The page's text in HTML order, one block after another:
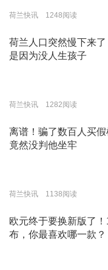
荷兰快讯 1248阅读
荷兰人口突然慢下来
是因为没人生孩子
荷兰快讯 1282阅读
离谱！骗了数百人买
竟然没判他坐牢
荷兰快讯 1138阅读
欧元终于要换新版了
布，你最喜欢哪一款？